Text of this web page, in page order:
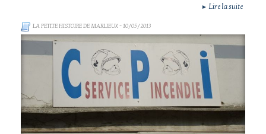
► Lire la suite
LA PETITE HISTOIRE DE MARLIEUX- 10/05/2013